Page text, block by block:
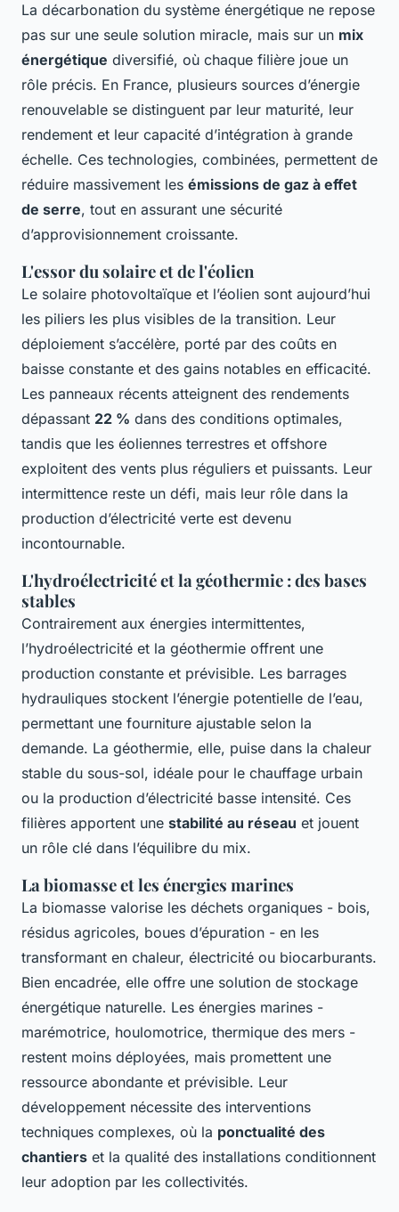
La décarbonation du système énergétique ne repose
pas sur une seule solution miracle, mais sur un mix
énergétique diversifié, où chaque filière joue un
rôle précis. En France, plusieurs sources d’énergie
renouvelable se distinguent par leur maturité, leur
rendement et leur capacité d’intégration à grande
échelle. Ces technologies, combinées, permettent de
réduire massivement les émissions de gaz à effet
de serre, tout en assurant une sécurité
d’approvisionnement croissante.
L'essor du solaire et de l'éolien
Le solaire photovoltaïque et l’éolien sont aujourd’hui
les piliers les plus visibles de la transition. Leur
déploiement s’accélère, porté par des coûts en
baisse constante et des gains notables en efficacité.
Les panneaux récents atteignent des rendements
dépassant 22 % dans des conditions optimales,
tandis que les éoliennes terrestres et offshore
exploitent des vents plus réguliers et puissants. Leur
intermittence reste un défi, mais leur rôle dans la
production d’électricité verte est devenu
incontournable.
L'hydroélectricité et la géothermie : des bases
stables
Contrairement aux énergies intermittentes,
l’hydroélectricité et la géothermie offrent une
production constante et prévisible. Les barrages
hydrauliques stockent l’énergie potentielle de l’eau,
permettant une fourniture ajustable selon la
demande. La géothermie, elle, puise dans la chaleur
stable du sous-sol, idéale pour le chauffage urbain
ou la production d’électricité basse intensité. Ces
filières apportent une stabilité au réseau et jouent
un rôle clé dans l’équilibre du mix.
La biomasse et les énergies marines
La biomasse valorise les déchets organiques - bois,
résidus agricoles, boues d’épuration - en les
transformant en chaleur, électricité ou biocarburants.
Bien encadrée, elle offre une solution de stockage
énergétique naturelle. Les énergies marines -
marémotrice, houlomotrice, thermique des mers -
restent moins déployées, mais promettent une
ressource abondante et prévisible. Leur
développement nécessite des interventions
techniques complexes, où la ponctualité des
chantiers et la qualité des installations conditionnent
leur adoption par les collectivités.